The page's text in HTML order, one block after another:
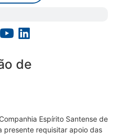
de
Espírito Santense de
presente requisitar apoio das